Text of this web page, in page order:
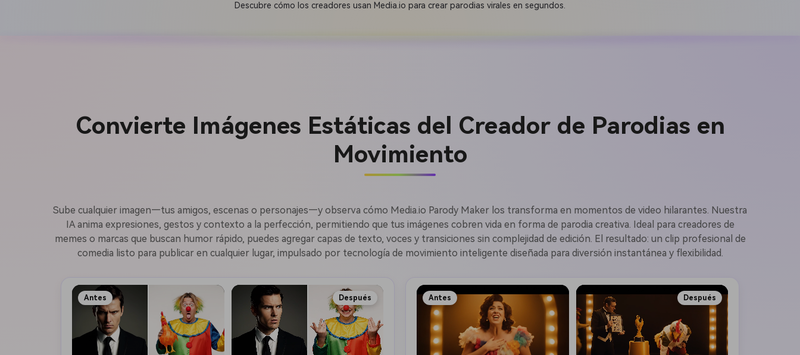
Descubre cómo los creadores usan Media.io para crear parodias virales en segundos.
Convierte Imágenes Estáticas del Creador de Parodias en
Movimiento
Sube cualquier imagen—tus amigos, escenas o personajes—y observa cómo Media.io Parody Maker los transforma en momentos de video hilarantes. Nuestra
IA anima expresiones, gestos y contexto a la perfección, permitiendo que tus imágenes cobren vida en forma de parodia creativa. Ideal para creadores de
memes o marcas que buscan humor rápido, puedes agregar capas de texto, voces y transiciones sin complejidad de edición. El resultado: un clip profesional de
comedia listo para publicar en cualquier lugar, impulsado por tecnología de movimiento inteligente diseñada para diversión instantánea y flexibilidad.
Antes Después Antes Después